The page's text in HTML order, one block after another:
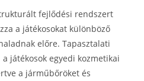
fejlődési rendszert
a játékosokat különböző
előre. Tapasztalati
a játékosok egyedi kozmetikai
a járműbőröket és